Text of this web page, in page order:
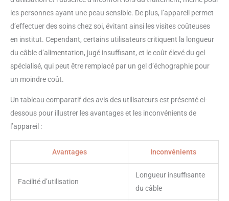
les personnes ayant une peau sensible. De plus, l’appareil permet
d’effectuer des soins chez soi, évitant ainsi les visites coûteuses
en institut. Cependant, certains utilisateurs critiquent la longueur
du câble d’alimentation, jugé insuffisant, et le coût élevé du gel
spécialisé, qui peut être remplacé par un gel d’échographie pour
un moindre coût.
Un tableau comparatif des avis des utilisateurs est présenté ci-
dessous pour illustrer les avantages et les inconvénients de
l’appareil :
Avantages Inconvénients
Facilité d’utilisation
Longueur insuffisante
du câble